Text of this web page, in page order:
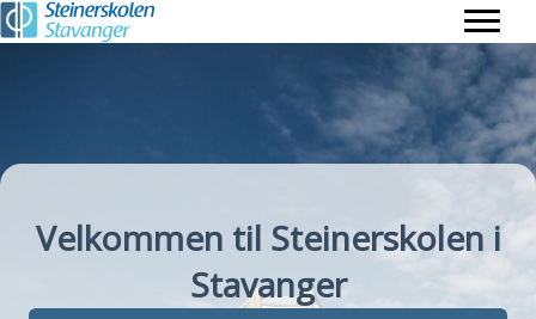
Velkommen til Steinerskolen i
Stavanger